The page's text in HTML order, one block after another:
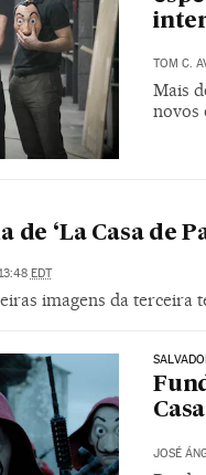
TOM C.
Mais
novos
de ‘La Casa de
EDT
imagens da terceira
JOSÉ